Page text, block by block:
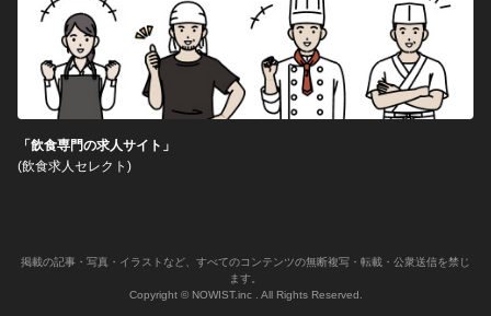
「飲食専門の求人サイト」
(飲食求人セレクト)
掲載の記事・写真・イラストなど、すべてのコンテンツの無断複写・転載・公衆送信を禁じ
ます。
Copyright © NOWIST.inc . All Rights Reserved.